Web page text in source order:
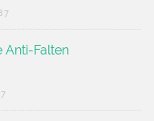
Anti-Falten